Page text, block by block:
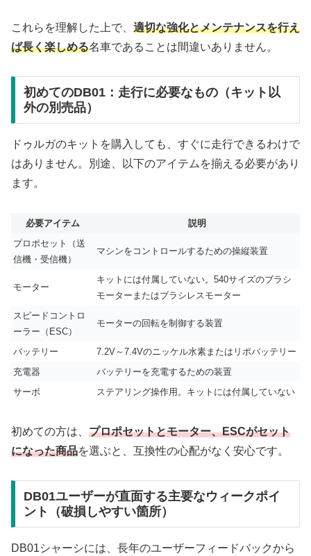
これらを理解した上で、 適切な強化とメンテナンスを行え
ば長く楽しめる名車であることは間違いありません。
初めてのDB01：走行に必要なもの（キット以
外の別売品）
ドゥルガのキットを購入しても、すぐに走行できるわけで
はありません。別途、以下のアイテムを揃える必要があり
ます。
必要アイテム
説明
プロポセット（送
信機・受信機）
マシンをコントロールするための操縦装置
モーター
キットには付属していない。540サイズのブラシ
モーターまたはブラシレスモーター
スピードコントロ
ーラー（ESC）
モーターの回転を制御する装置
バッテリー
7.2V～7.4Vのニッケル水素またはリポバッテリー
充電器
バッテリーを充電するための装置
サーボ
ステアリング操作用。キットには付属していない
初めての方は、 プロポセットとモーター、ESCがセット
になった商品を選ぶと、互換性の心配がなく安心です。
DB01ユーザーが直面する主要なウィークポイ
ント（破損しやすい箇所）
DB01シャーシには、長年のユーザーフィードバックから